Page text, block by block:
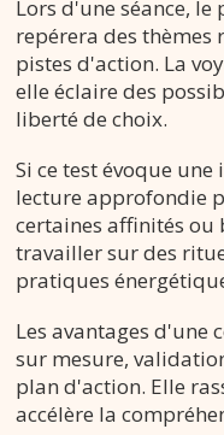
Lors d'une séance,
repérera des thèmes
pistes d'action. La
elle éclaire des
liberté de choix.
Si ce test évoque
lecture approfondie
certaines affinités ou
travailler sur des
pratiques
Les avantages d'une
sur mesure,
plan d'action. Elle
accélère la